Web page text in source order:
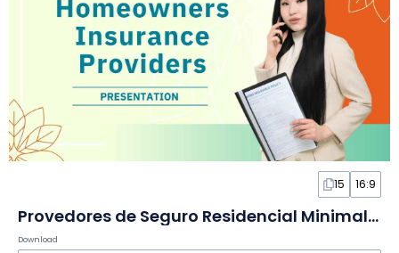
15 16:9
Provedores de Seguro Residencial Minimalista em Slides
Download